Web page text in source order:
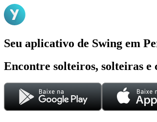
Seu aplicativo de Swing em
Encontre solteiros, solteiras e